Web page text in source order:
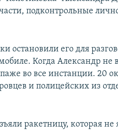
подконтрольные
остановили его для
Когда Александр не
во все инстанции. 20
и полицейских из
ракетницу, которая